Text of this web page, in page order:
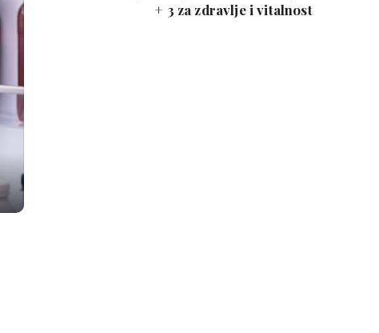
+ 3 za zdravlje i vitalnost